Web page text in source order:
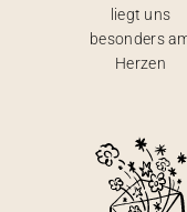
liegt uns
besonders
Herzen